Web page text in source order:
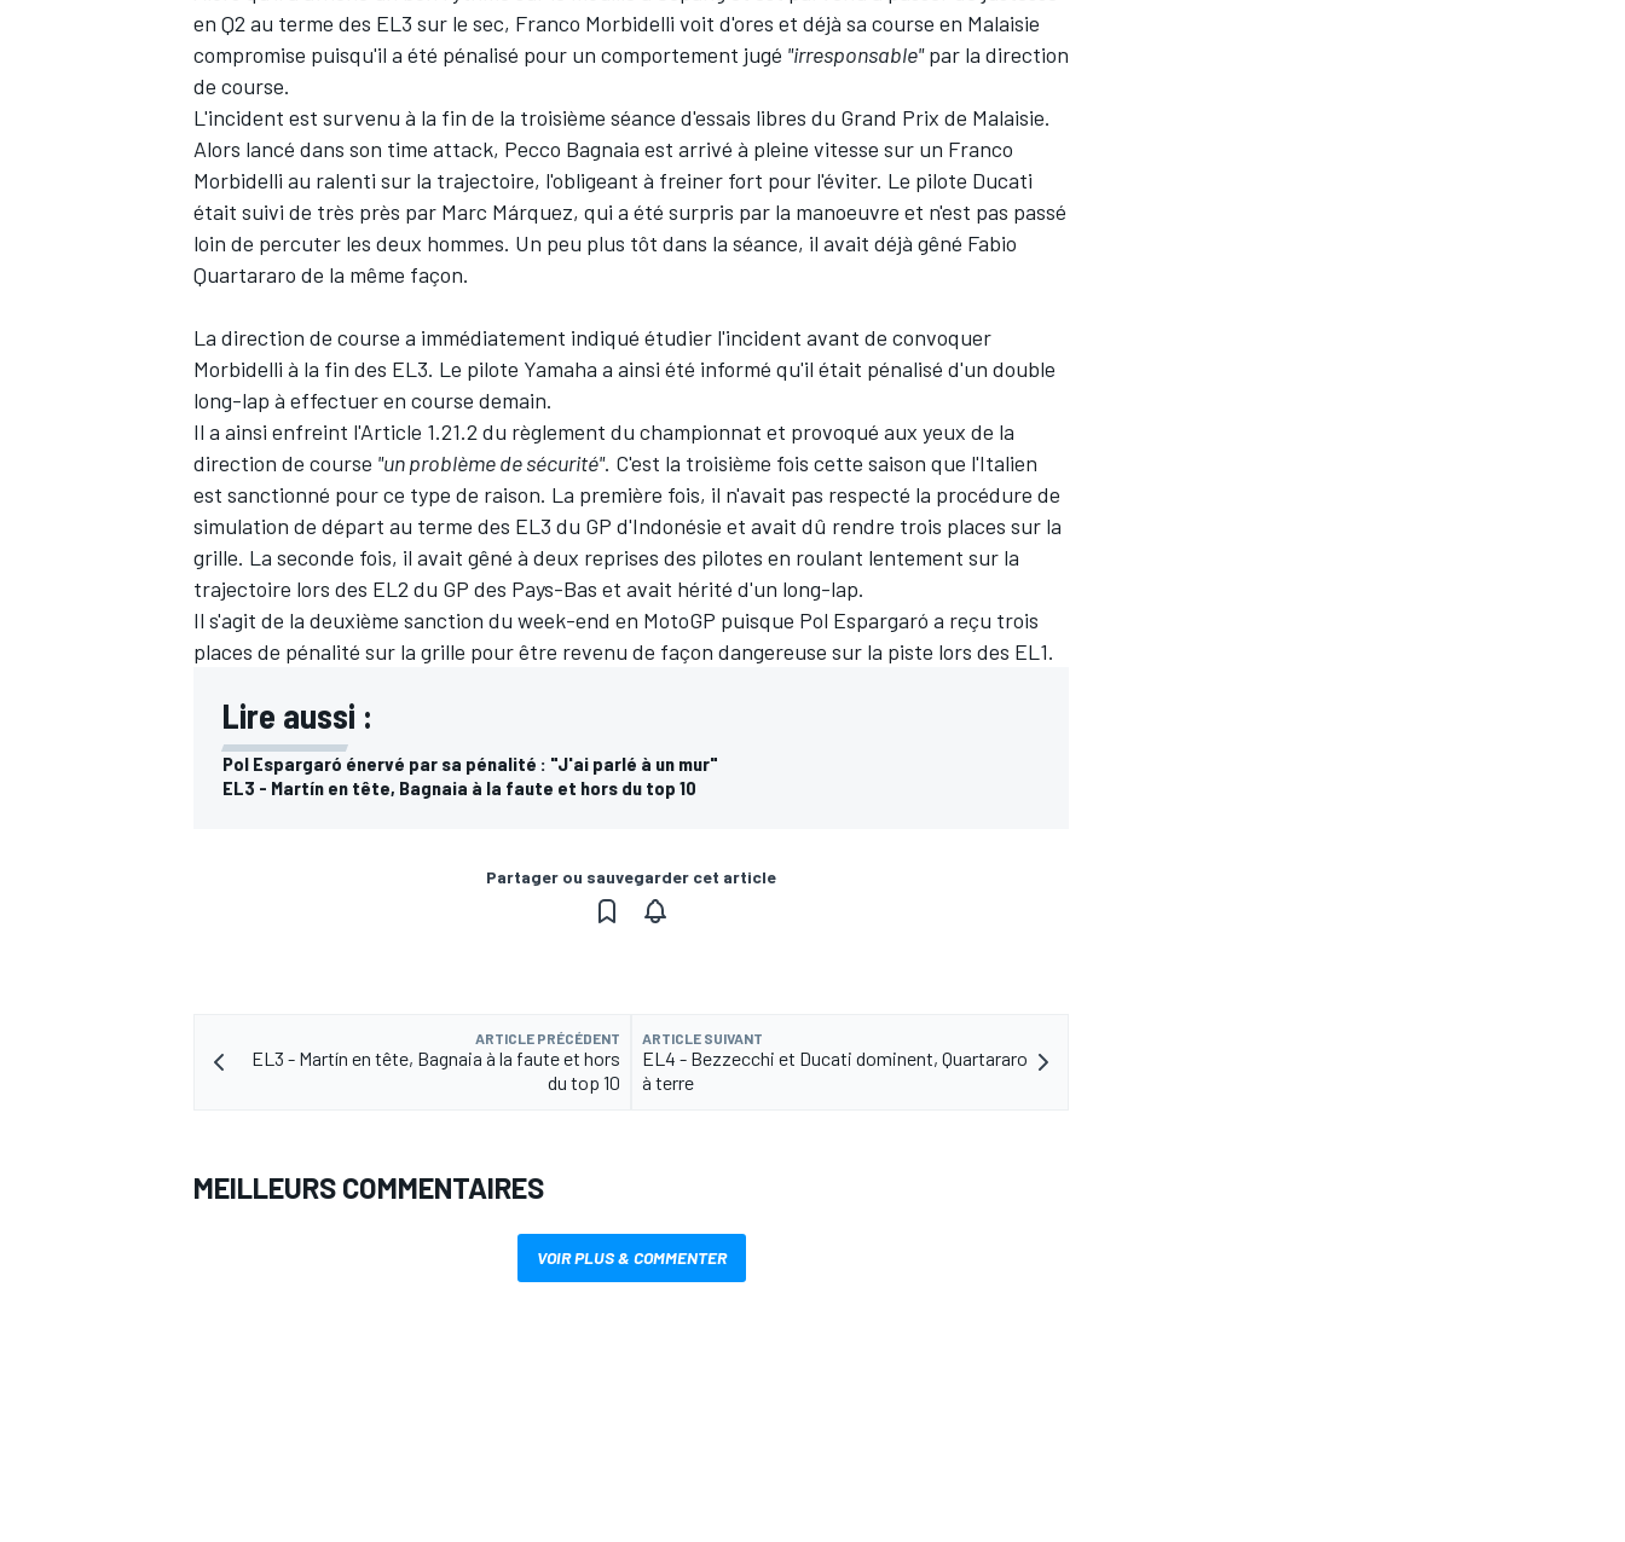
AUTRES CHAMPIONNATS
en Q2 au terme des EL3 sur le sec, Franco Morbidelli voit d'ores et déjà sa course en Malaisie
compromise puisqu'il a été pénalisé pour un comportement jugé "irresponsable"par la direction
de course.
L'incident est survenu à la fin de la troisième séance d'essais libres du Grand Prix de Malaisie.
Alors lancé dans son time attack, Pecco Bagnaia est arrivé à pleine vitesse sur un Franco
Morbidelli au ralenti sur la trajectoire, l'obligeant à freiner fort pour l'éviter. Le pilote Ducati
était suivi de très près par Marc Márquez, qui a été surpris par la manoeuvre et n'est pas passé
loin de percuter les deux hommes. Un peu plus tôt dans la séance, il avait déjà gêné Fabio
Quartararo de la même façon.
La direction de course a immédiatement indiqué étudier l'incident avant de convoquer
Morbidelli à la fin des EL3. Le pilote Yamaha a ainsi été informé qu'il était pénalisé d'un double
long-lap à effectuer en course demain.
Il a ainsi enfreint l'Article 1.21.2 du règlement du championnat et provoqué aux yeux de la
direction de course "un problème de sécurité". C'est la troisième fois cette saison que l'Italien
est sanctionné pour ce type de raison. La première fois, il n'avait pas respecté la procédure de
simulation de départ au terme des EL3 du GP d'Indonésie et avait dû rendre trois places sur la
grille. La seconde fois, il avait gêné à deux reprises des pilotes en roulant lentement sur la
trajectoire lors des EL2 du GP des Pays-Bas et avait hérité d'un long-lap.
Il s'agit de la deuxième sanction du week-end en MotoGP puisque Pol Espargaró a reçu trois
places de pénalité sur la grille pour être revenu de façon dangereuse sur la piste lors des EL1.
Lire aussi :
Pol Espargaró énervé par sa pénalité : "J'ai parlé à un mur"
EL3 - Martín en tête, Bagnaia à la faute et hors du top 10
Partager ou sauvegarder cet article
ARTICLE PRÉCÉDENT
EL3 - Martín en tête, Bagnaia à la faute et hors
du top 10
ARTICLE SUIVANT
EL4 - Bezzecchi et Ducati dominent, Quartararo
à terre
MEILLEURS COMMENTAIRES
VOIR PLUS & COMMENTER